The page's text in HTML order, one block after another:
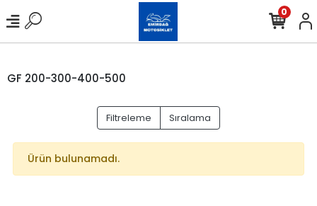
0
GF 200-300-400-500
Filtreleme Sıralama
Ürün bulunamadı.